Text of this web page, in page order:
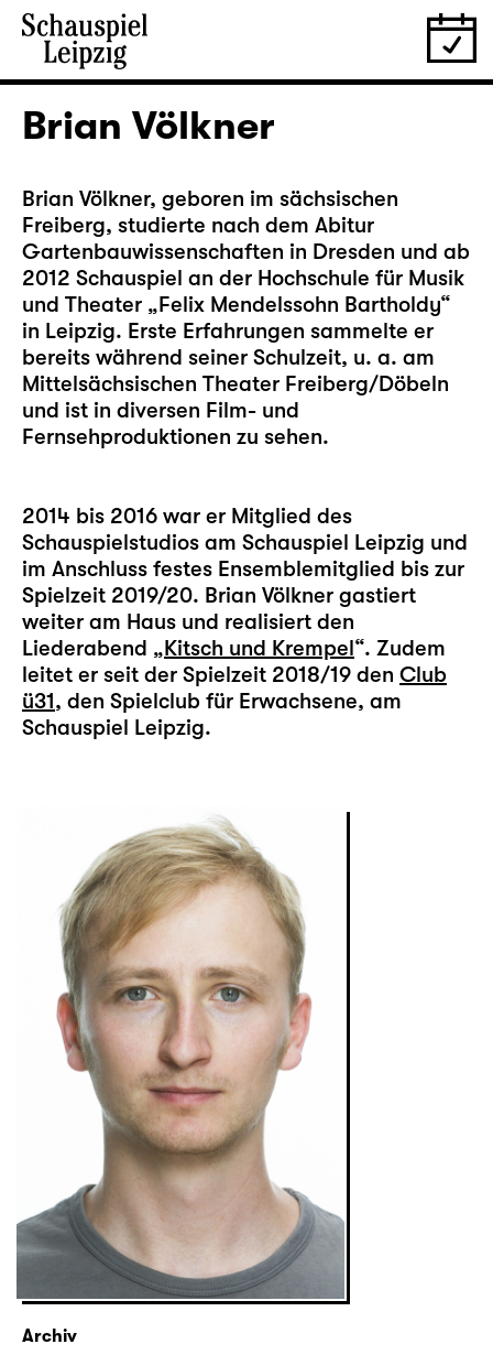
Brian Völkner
Brian Völkner, geboren im sächsischen
Freiberg, studierte nach dem Abitur
Gartenbauwissenschaften in Dresden und ab
2012 Schauspiel an der Hochschule für Musik
und Theater „Felix Mendelssohn Bartholdy“
in Leipzig. Erste Erfahrungen sammelte er
bereits während seiner Schulzeit, u. a. am
Mittelsächsischen Theater Freiberg/Döbeln
und ist in diversen Film- und
Fernsehproduktionen zu sehen.
2014 bis 2016 war er Mitglied des
Schauspielstudios am Schauspiel Leipzig und
im Anschluss festes Ensemblemitglied bis zur
Spielzeit 2019/20. Brian Völkner gastiert
weiter am Haus und realisiert den
Liederabend „Kitsch und Krempel“. Zudem
leitet er seit der Spielzeit 2018/19 den Club
ü31, den Spielclub für Erwachsene, am
Schauspiel Leipzig.
Archiv